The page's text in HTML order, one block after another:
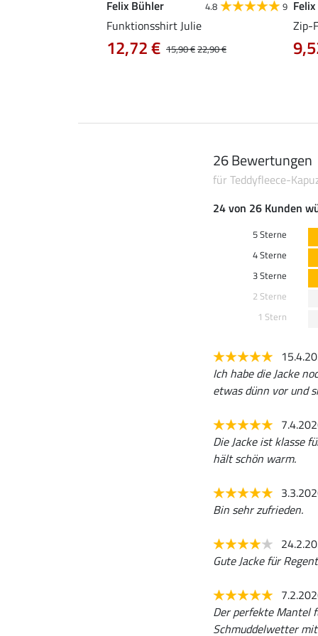
Felix Bühler 4.8 9
Funktionsshirt Julie
15,90 €22,90 €
12,72 €
Zip-
26 Bewertungen
für Teddyfleece-
24 von 26 Kunden
5 Sterne
4 Sterne
3 Sterne
2 Sterne
1 Stern
Ich habe die Jacke
etwas dünn vor und
Die Jacke ist klasse
hält schön warm.
Bin sehr zufrieden.
Gute Jacke für
Der perfekte Mantel
Schmuddelwetter